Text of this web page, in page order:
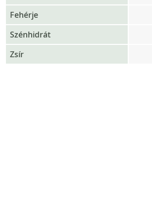
Fehérje
Szénhidrát
Zsír